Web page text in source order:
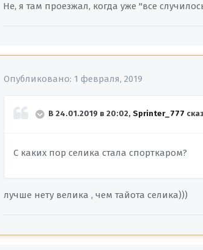
Не, я там проезжал, когда уже "все
Опубликовано: 1 февраля, 2019
В 24.01.2019 в 20:02,Sprinter_777
С каких пор селика стала спорткаром?
лучше нету велика , чем тайота селика)))